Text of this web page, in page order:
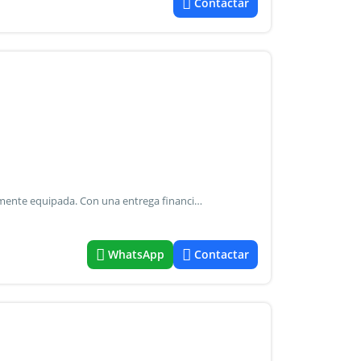
Oportunidad! Casa con detalles y diseño exclusivos, totalmente equipada. Con una entrega financiamos hasta en 20 cuotas fijas.
WhatsApp Contactar